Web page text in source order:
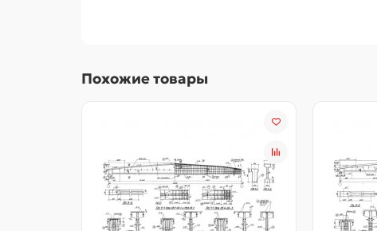
Похожие товары